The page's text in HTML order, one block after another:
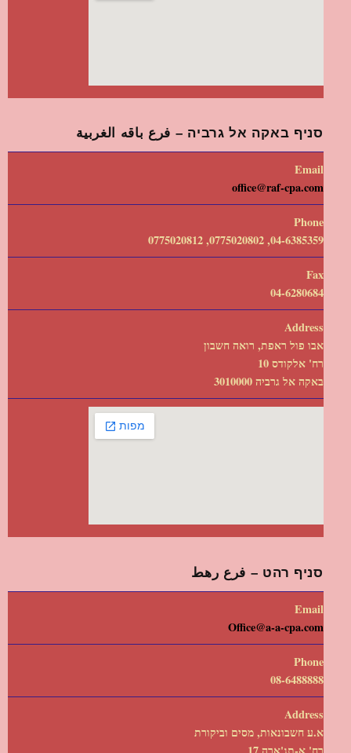
סניף באקה אל גרביה – فرع باقه الغربية
Email
office@raf-cpa.com
Phone
04-6385359, 0775020802, 0775020812
Fax
04-6280684
Address
אבו פול ראפת, רואה חשבון
רח' אלקודס 10
באקה אל גרביה 3010000
סניף רהט – فرع رهط
Email
Office@a-a-cpa.com
Phone
08-6488888
Address
א.ע חשבונאות, מסים וביקורת